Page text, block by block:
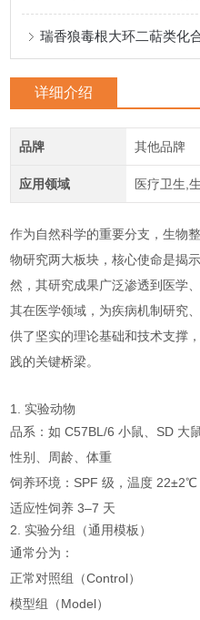
详细介绍
品牌 其他品牌
应用领域 医疗卫生,
作为自然科学的重要分支，生物
物研究两大板块，核心使命是揭
然，其研究成果广泛渗透到医学
其在医学领域，为疾病机制研究
供了坚实的理论基础和技术支撑
践的关键桥梁。
1. 实验动物
品系：如 C57BL/6 小鼠、SD 大
性别、周龄、体重
饲养环境：SPF 级，温度
适应性饲养 3–7 天
2. 实验分组（通用模板）
通常分为：
正常对照组（Control）
模型组（Model）